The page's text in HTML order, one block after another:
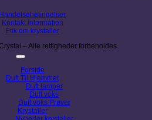
Handelsebetingelser
Kontakt information
Etik om krystaller
– Alle rettigheder forbeholdes
Forside
Duft Til Hjemmet
Duft lamper
Duft voks
Duft voks Prøver
Krystaller